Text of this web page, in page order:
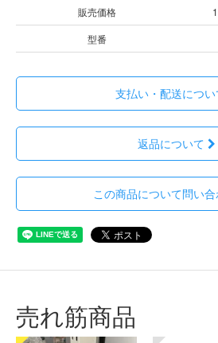
販売価格
型番
支払い・配送につい
返品について
この商品について問い合
売れ筋商品